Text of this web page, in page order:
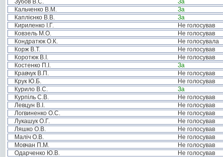
Зубов В.С.
За
Кальченко В.М.
За
Каплієнко В.В.
За
Кириленко І.Г.
Не голосував
Ковзель М.О.
Не голосував
Кондратюк О.К.
Не голосувала
Корж В.Т.
Не голосував
Коротюк В.І.
Не голосував
Костенко П.І.
За
Кравчук В.П.
Не голосував
Крук Ю.Б.
Не голосував
Курило В.С.
За
Курпіль С.В.
Не голосував
Левцун В.І.
Не голосував
Логвиненко О.С.
Не голосував
Лукашук О.Г.
Не голосував
Ляшко О.В.
Не голосував
Маліч О.В.
Не голосував
Мовчан П.М.
Не голосував
Одарченко Ю.В.
Не голосував